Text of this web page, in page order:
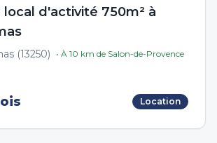
local d'activité 750m² à
(13250) • À 10 km de Salon-de-Provence
Location